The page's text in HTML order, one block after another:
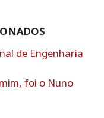
de Engenharia
foi o Nuno